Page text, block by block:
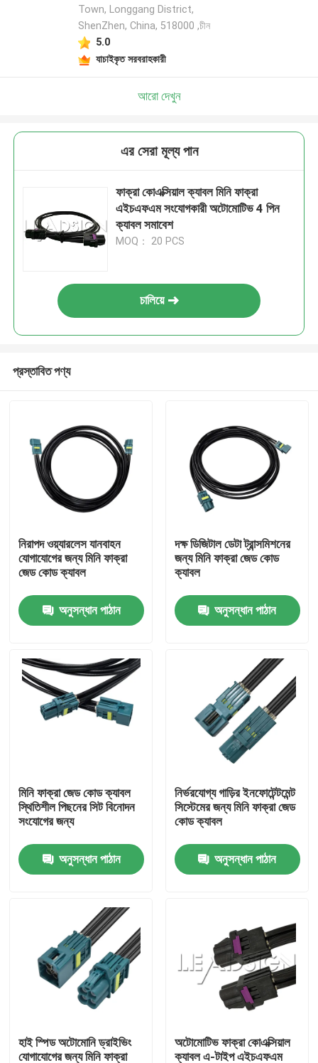
পণ্য
আমাদের সম্পর্কে
কারখানা ভ্রমণ
মান নিয়ন্ত্রণ
উদ্ধৃতির জন্য আবেদন
FAKRA HSD সংযোগকারী
FAKRA PCB সংযোগকারী
Town, Longgang District,
ShenZhen, China, 518000 ,চীন
5.0
যাচাইকৃত সরবরাহকারী
আরো দেখুন
এর সেরা মূল্য পান
ফাক্রা কোএক্সিয়াল ক্যাবল মিনি ফাক্রা
এইচএফএম সংযোগকারী অটোমোটিভ 4 পিন
ক্যাবল সমাবেশ
MOQ： 20 PCS
চালিয়ে
প্রস্তাবিত পণ্য
নিরাপদ ওয়্যারলেস যানবাহন
যোগাযোগের জন্য মিনি ফাক্রা
জেড কোড ক্যাবল
অনুসন্ধান পাঠান
দক্ষ ডিজিটাল ডেটা ট্রান্সমিশনের
জন্য মিনি ফাক্রা জেড কোড
ক্যাবল
অনুসন্ধান পাঠান
মিনি ফাক্রা জেড কোড ক্যাবল
স্থিতিশীল পিছনের সিট বিনোদন
সংযোগের জন্য
অনুসন্ধান পাঠান
নির্ভরযোগ্য গাড়ির ইনফোটেন্টমেন্ট
সিস্টেমের জন্য মিনি ফাক্রা জেড
কোড ক্যাবল
অনুসন্ধান পাঠান
হাই স্পিড অটোমোনি ড্রাইভিং
যোগাযোগের জন্য মিনি ফাক্রা
অটোমোটিভ ফাক্রা কোএক্সিয়াল
ক্যাবল এ-টাইপ এইচএফএম